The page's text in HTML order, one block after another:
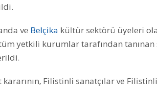
ve Belçika kültür sektörü üyeleri
yetkili kurumlar tarafından tanınan
Filistinli sanatçılar ve